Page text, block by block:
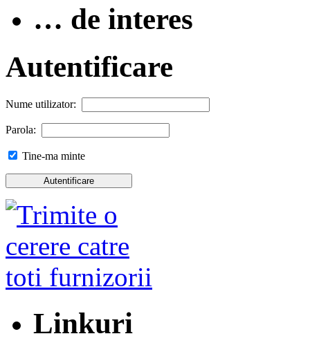
… de interes
Autentificare
Nume utilizator:
Parola:
Tine-ma minte
Linkuri